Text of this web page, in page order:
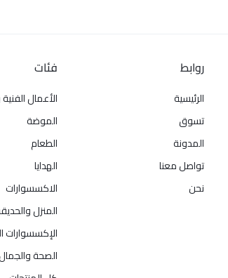
روابط
الرئيسية
تسوق
المدونة
تواصل معنا
نحن
فئات
الأعمال
الموضة
الطعام
الهدايا
الاكسسوارات
المنزل
الإكسسوارات
الصحة